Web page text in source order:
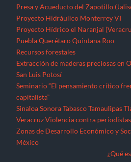
Presa y Acueducto del Zapotillo
Proyecto Hidráulico Monterrey VI
Proyecto Hídrico el Naranjal
Puebla Querétaro Quintana Roo
Recursos forestales
Extracción de maderas preciosas en
San Luis Potosí
Seminario “El pensamiento crítico
capitalista”
Sinaloa Sonora Tabasco Tamaulipas
Veracruz Violencia contra periodistas
Zonas de Desarrollo Económico y
México
¿Qué